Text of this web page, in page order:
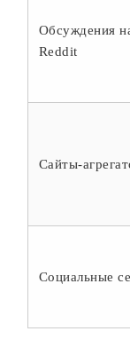
Обсуждения
Reddit
Сайты-
Социальные